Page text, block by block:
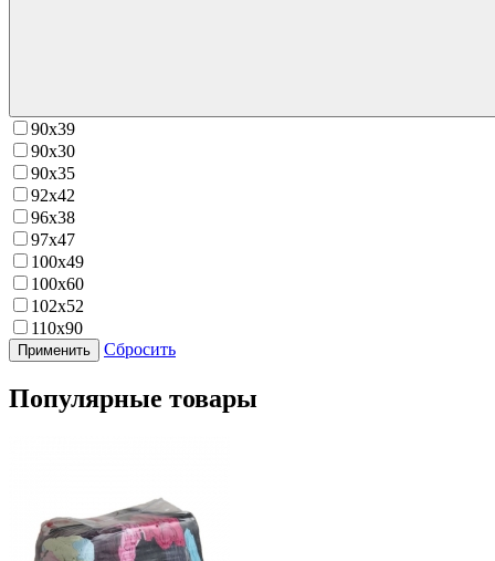
90x39
90х30
90х35
92х42
96x38
97х47
100х49
100х60
102х52
110х90
Сбросить
Популярные товары